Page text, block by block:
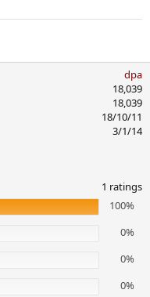
dpa
18,039
18,039
18/10/11
3/1/14
1 ratings
100%
0%
0%
0%